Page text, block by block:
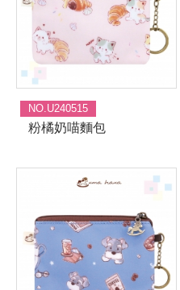
NO.U240515
粉橘奶喵麵包